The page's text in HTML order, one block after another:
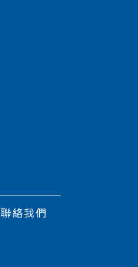
聯絡我們